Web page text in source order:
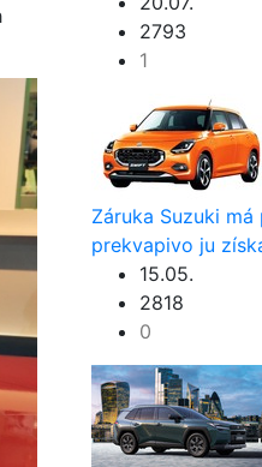
2793
1
Záruka Suzuki
prekvapivo ju
15.05.
2818
0